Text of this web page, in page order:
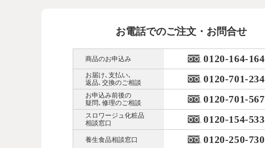
お電話でのご注文・お問合せ
商品のお申込み 0120-164-164
お届け､支払い､
返品､交換のご相談
0120-701-234
お申込み前後の
疑問､修理のご相談
0120-701-567
スロワージュ化粧品
相談窓口
0120-154-533
養生食品相談窓口 0120-250-730